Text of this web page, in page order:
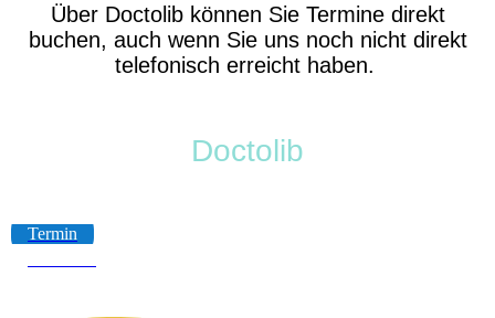
Über Doctolib können Sie Termine direkt
buchen, auch wenn Sie uns noch nicht direkt
telefonisch erreicht haben.
Doctolib
Termin